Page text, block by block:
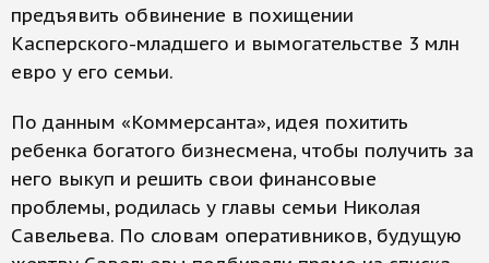
предъявить обвинение в похищении
Касперского-младшего и вымогательстве 3 млн
евро у его семьи.
По данным «Коммерсанта», идея похитить
ребенка богатого бизнесмена, чтобы получить за
него выкуп и решить свои финансовые
проблемы, родилась у главы семьи Николая
Савельева. По словам оперативников, будущую